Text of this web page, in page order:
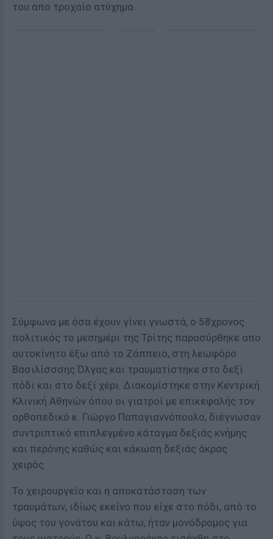
του απο τροχαίο ατύχημα.
Σύμφωνα με όσα έχουν γίνει γνωστά, ο 58χρονος
πολιτικός το μεσημέρι της Τρίτης παρασύρθηκε απο
αυτοκίνητο έξω από το Ζάππειο, στη λεωφόρο
Βασιλίσσσης Όλγας και τραυματίστηκε στο δεξί
πόδι και στο δεξί χέρι. Διακομίστηκε στην Κεντρική
Κλινική Αθηνών όπου οι γιατροί με επικεφαλής τον
ορθοπεδικό κ. Γιώργο Παπαγιαννόπουλο, διέγνωσαν
συντριπτικό επιπλεγμένο κάταγμα δεξιάς κνήμης
και περόνης καθώς και κάκωση δεξιάς άκρας
χειρός.
Το χειρουργείο και η αποκατάσταση των
τραυμάτων, ιδίως εκείνο που είχε στο πόδι, από το
ύψος του γονάτου και κάτω, ήταν μονόδρομος για